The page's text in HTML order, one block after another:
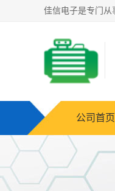
公司首页